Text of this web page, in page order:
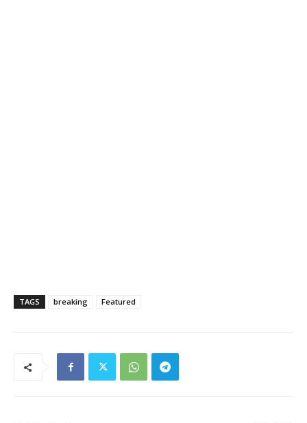
TAGS breaking Featured